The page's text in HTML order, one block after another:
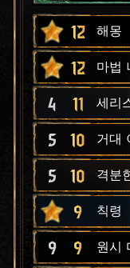
12 해몽
12 마법
4 11 세리
5 10 거대
5 10 격분
9 칙령
9 9 원시